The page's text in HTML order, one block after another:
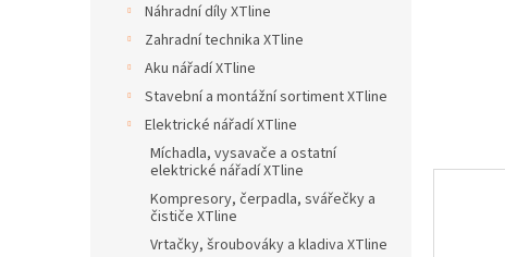
Náhradní díly XTline
Zahradní technika XTline
Aku nářadí XTline
Stavební a montážní sortiment XTline
Elektrické nářadí XTline
Míchadla, vysavače a ostatní
elektrické nářadí XTline
Kompresory, čerpadla, svářečky a
čističe XTline
Vrtačky, šroubováky a kladiva XTline